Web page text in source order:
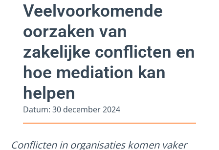
Veelvoorkomende
oorzaken van
zakelijke conflicten en
hoe mediation kan
helpen
Datum: 30 december 2024
Conflicten in organisaties komen vaker